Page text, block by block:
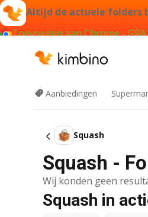
Altijd de actuele folders
Toevoegen aan Chrome -
Aanbiedingen
Squash
Squash -
Wij konden geen
Squash in